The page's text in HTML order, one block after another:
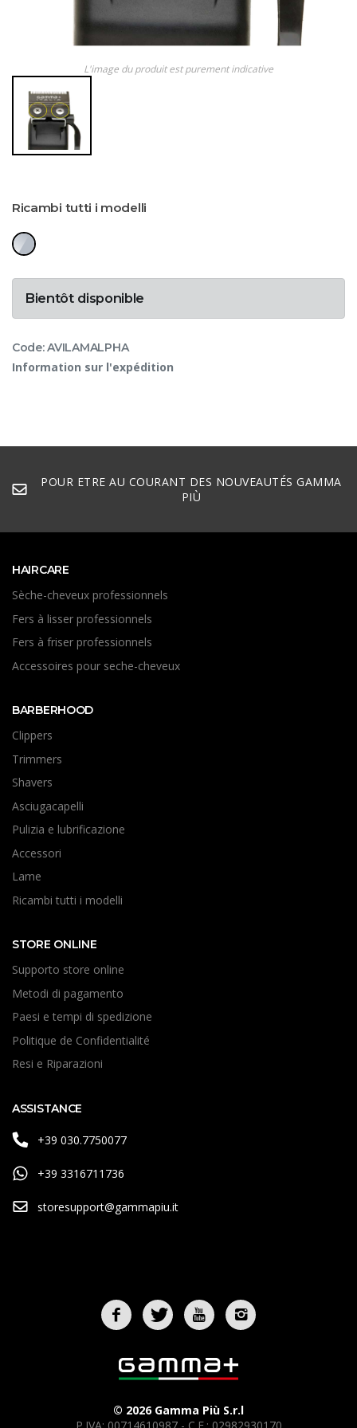
L'image du produit est purement indicative
Ricambi tutti i modelli
Bientôt disponible
Code: AVILAMALPHA
Information sur l'expédition
POUR ETRE AU COURANT DES NOUVEAUTÉS GAMMA
PIÙ
HAIRCARE
Sèche-cheveux professionnels
Fers à lisser professionnels
Fers à friser professionnels
Accessoires pour seche-cheveux
BARBERHOOD
Clippers
Trimmers
Shavers
Asciugacapelli
Pulizia e lubrificazione
Accessori
Lame
Ricambi tutti i modelli
STORE ONLINE
Supporto store online
Metodi di pagamento
Paesi e tempi di spedizione
Politique de Confidentialité
Resi e Riparazioni
ASSISTANCE
+39 030.7750077
+39 3316711736
storesupport@gammapiu.it
© 2026 Gamma Più S.r.l